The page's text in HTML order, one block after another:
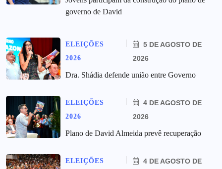
governo de David
ELEIÇÕES
2026
5 DE AGOSTO DE
2026
Dra. Shádia defende união entre Governo
ELEIÇÕES
2026
4 DE AGOSTO DE
2026
Plano de David Almeida prevê recuperação
ELEIÇÕES
4 DE AGOSTO DE